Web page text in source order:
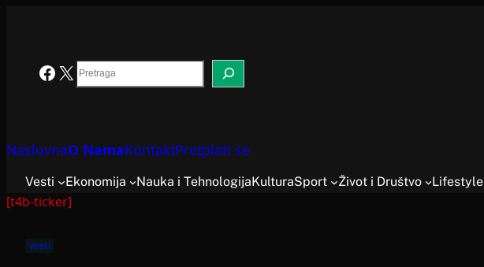
Facebook
X Search
NaslovnaO NamaKontaktPretplati se
Vesti Ekonomija Nauka i TehnologijaKulturaSport Život i Društvo Lifestyle
[t4b-ticker]
Vesti